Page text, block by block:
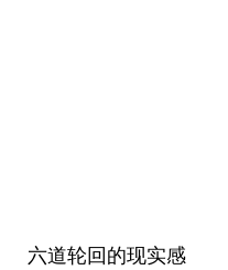
六道轮回的现实感